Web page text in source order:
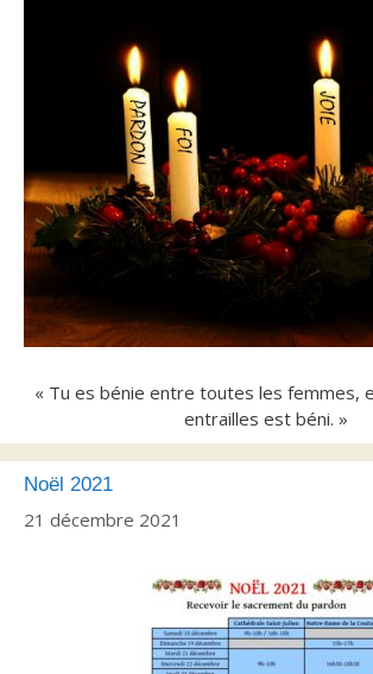
« Tu es bénie entre toutes les femmes,
entrailles est béni. »
Noël 2021
21 décembre 2021